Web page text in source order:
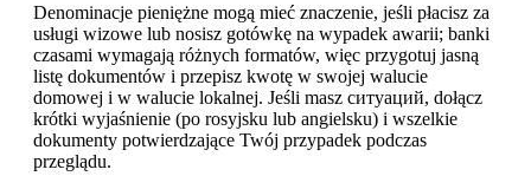
Denominacje pieniężne mogą mieć znaczenie, jeśli płacisz za
usługi wizowe lub nosisz gotówkę na wypadek awarii; banki
czasami wymagają różnych formatów, więc przygotuj jasną
listę dokumentów i przepisz kwotę w swojej walucie
domowej i w walucie lokalnej. Jeśli masz ситуаций, dołącz
krótki wyjaśnienie (po rosyjsku lub angielsku) i wszelkie
dokumenty potwierdzające Twój przypadek podczas
przeglądu.